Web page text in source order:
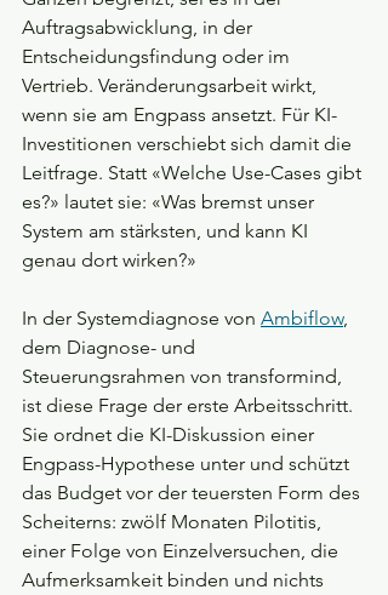
Auftragsabwicklung, in der
Entscheidungsfindung oder im
Vertrieb. Veränderungsarbeit wirkt,
wenn sie am Engpass ansetzt. Für KI-
Investitionen verschiebt sich damit die
Leitfrage. Statt «Welche Use-Cases gibt
es?» lautet sie: «Was bremst unser
System am stärksten, und kann KI
genau dort wirken?»
In der Systemdiagnose von Ambiflow,
dem Diagnose- und
Steuerungsrahmen von transformind,
ist diese Frage der erste Arbeitsschritt.
Sie ordnet die KI-Diskussion einer
Engpass-Hypothese unter und schützt
das Budget vor der teuersten Form des
Scheiterns: zwölf Monaten Pilotitis,
einer Folge von Einzelversuchen, die
Aufmerksamkeit binden und nichts